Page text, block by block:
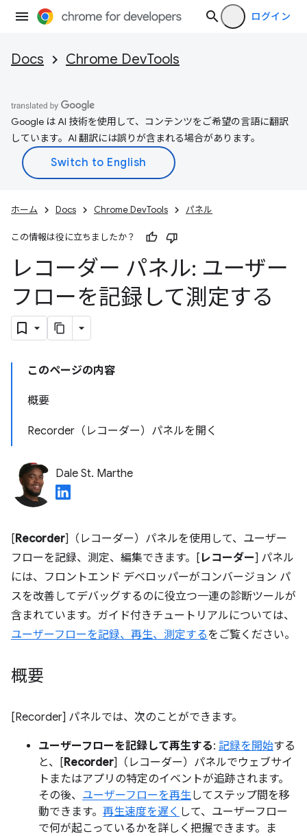
ログイン
Docs Chrome DevTools
Google は AI 技術を使用して、コンテンツをご希望の言語に翻訳
しています。AI 翻訳には誤りが含まれる場合があります。
ホーム Docs Chrome DevTools パネル
この情報は役に立ちましたか？
レコーダー パネル: ユーザー
フローを記録して測定する
このページの内容
概要
Recorder（レコーダー）パネルを開く
Dale St. Marthe
[Recorder]（レコーダー）パネルを使用して、ユーザー
フローを記録、測定、編集できます。[ レコーダー] パネル
には、フロントエンド デベロッパーがコンバージョン パ
スを改善してデバッグするのに役立つ一連の診断ツールが
含まれています。ガイド付きチュートリアルについては、
ユーザーフローを記録、再生、測定するをご覧ください。
概要
[Recorder] パネルでは、次のことができます。
ユーザーフローを記録して再生する: 記録を開始する
と、[Recorder]（レコーダー）パネルでウェブサイ
トまたはアプリの特定のイベントが追跡されます。
その後、 ユーザーフローを再生してステップ間を移
動できます。 再生速度を遅く して、ユーザーフロー
で何が起こっているかを詳しく把握できます。ま